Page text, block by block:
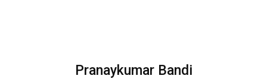
Pranaykumar Bandi